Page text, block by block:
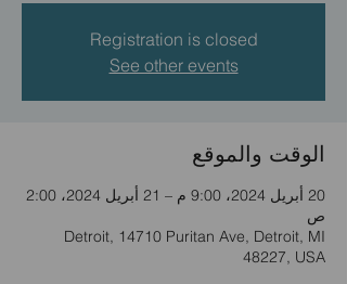
Registration is closed
See other events
الوقت والموقع
20 أبريل 2024، 9:00 م – 21 أبريل 2024، 2:00
ص
Detroit, 14710 Puritan Ave, Detroit, MI
48227, USA